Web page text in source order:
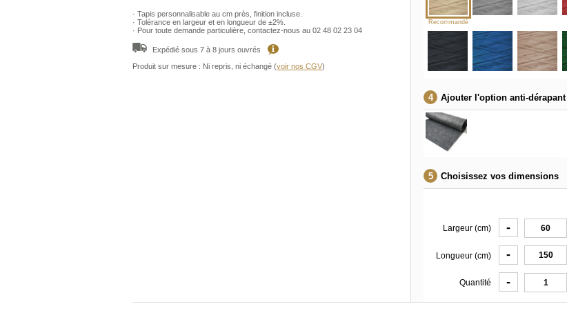
· Tapis personnalisable au cm près, finition incluse.
· Tolérance en largeur et en longueur de ±2%.
· Pour toute demande particulière, contactez-nous au 02 48 02 23 04
Expédié sous 7 à 8 jours ouvrés
Produit sur mesure : Ni repris, ni échangé (voir nos CGV)
Recommandé
Ajouter l'option anti-dérapant
Choisissez vos dimensions
Largeur (cm) -
Longueur (cm) -
Quantité -